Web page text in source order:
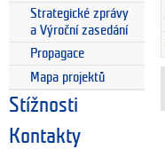
Strategické zprávy
a Výroční zasedání
Propagace
Mapa projektů
Stížnosti
Kontakty